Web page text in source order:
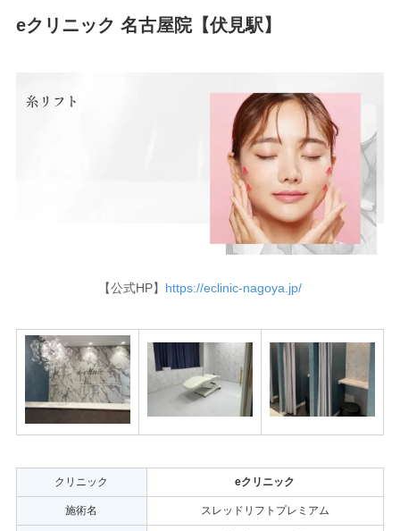
eクリニック 名古屋院【伏見駅】
【公式HP】 https://eclinic-nagoya.jp/
クリニック eクリニック
施術名 スレッドリフトプレミアム